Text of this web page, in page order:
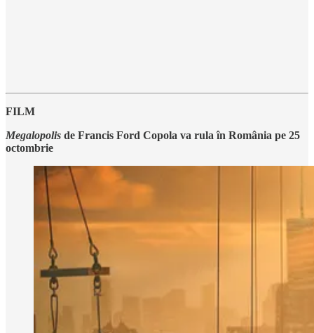
FILM
Megalopolis de Francis Ford Copola va rula în România pe 25
octombrie